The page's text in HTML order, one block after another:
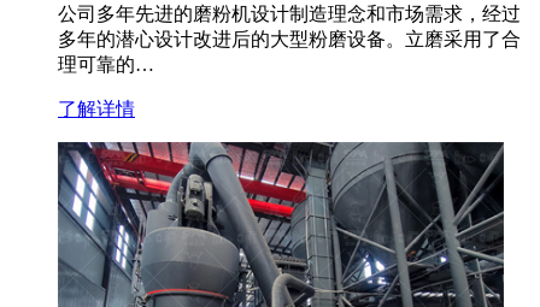
公司多年先进的磨粉机设计制造理念和市场需求，经过
多年的潜心设计改进后的大型粉磨设备。立磨采用了合
理可靠的…
了解详情